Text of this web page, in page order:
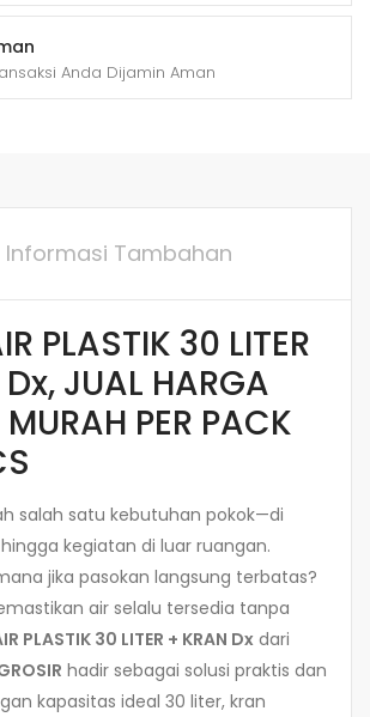
Anda Dijamin Aman
Informasi Tambahan
PLASTIK 30 LITER
JUAL HARGA
PER PACK
salah satu kebutuhan pokok—di
kegiatan di luar ruangan.
jika pasokan langsung terbatas?
air selalu tersedia tanpa
PLASTIK 30 LITER + KRAN Dx dari
hadir sebagai solusi praktis dan
kapasitas ideal 30 liter, kran